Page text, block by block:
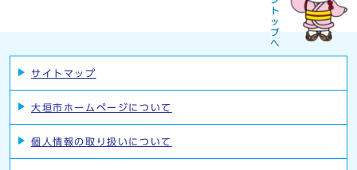
サイトマップ
大垣市ホームページについて
個人情報の取り扱いについて